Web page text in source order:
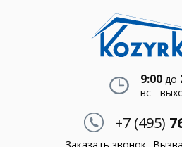
9:00до
вс -
+7 (495)